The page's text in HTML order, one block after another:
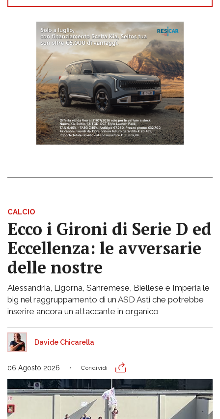
CALCIO
Ecco i Gironi di Serie D ed
Eccellenza: le avversarie
delle nostre
Alessandria, Ligorna, Sanremese, Biellese e Imperia le
big nel raggruppamento di un ASD Asti che potrebbe
inserire ancora un attaccante in organico
Davide Chicarella
06 Agosto 2026 Condividi